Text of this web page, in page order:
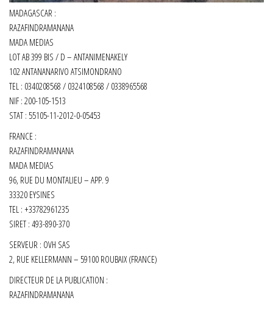
MADAGASCAR :
RAZAFINDRAMANANA
MADA MEDIAS
LOT AB 399 BIS / D – ANTANIMENAKELY
102 ANTANANARIVO ATSIMONDRANO
TEL : 0340208568 / 0324108568 / 0338965568
NIF : 200-105-1513
STAT : 55105-11-2012-0-05453
FRANCE :
RAZAFINDRAMANANA
MADA MEDIAS
96, RUE DU MONTALIEU – APP. 9
33320 EYSINES
TEL : +33782961235
SIRET : 493-890-370
SERVEUR : OVH SAS
2, RUE KELLERMANN – 59100 ROUBAIX (FRANCE)
DIRECTEUR DE LA PUBLICATION :
RAZAFINDRAMANANA